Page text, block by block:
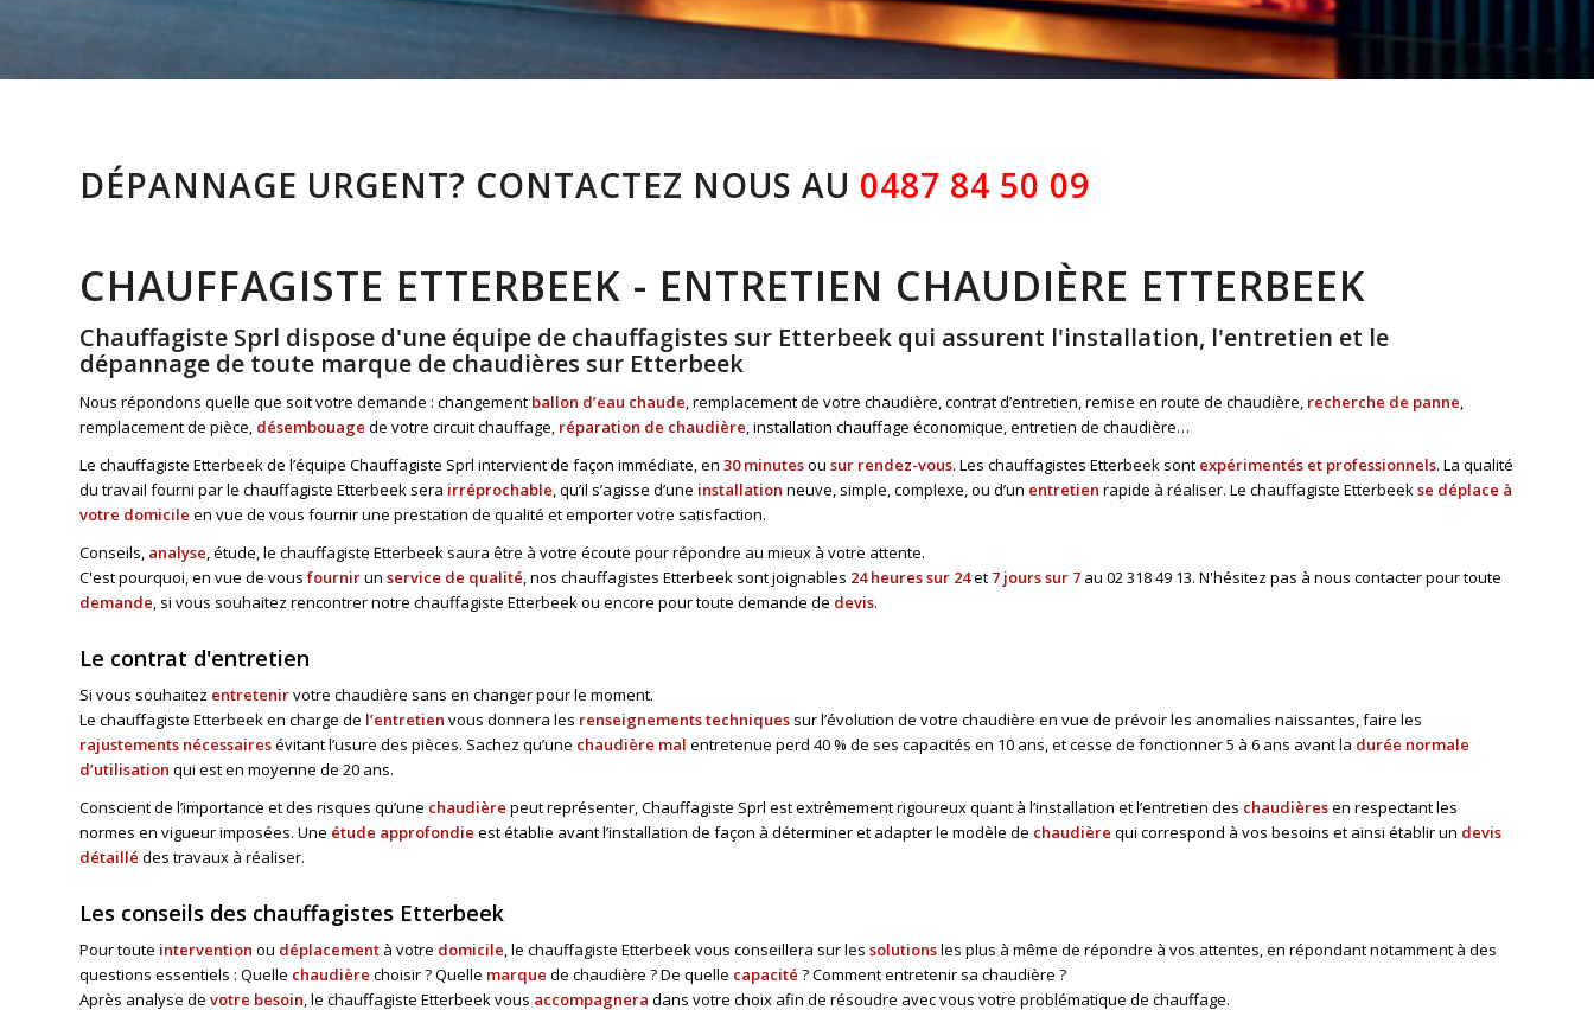
DÉPANNAGE URGENT? CONTACTEZ NOUS AU 0487 84 50 09
CHAUFFAGISTE ETTERBEEK - ENTRETIEN CHAUDIÈRE ETTERBEEK
Chauffagiste Sprl dispose d'une équipe de chauffagistes sur Etterbeek qui assurent l'installation, l'entretien et le
dépannage de toute marque de chaudières sur Etterbeek
Nous répondons quelle que soit votre demande : changement ballon d’eau chaude, remplacement de votre chaudière, contrat d’entretien, remise en route de chaudière, recherche de panne,
remplacement de pièce, désembouage de votre circuit chauffage, réparation de chaudière, installation chauffage économique, entretien de chaudière…
Le chauffagiste Etterbeek de l’équipe Chauffagiste Sprl intervient de façon immédiate, en 30 minutesou sur rendez-vous. Les chauffagistes Etterbeek sont expérimentés et professionnels. La qualité
du travail fourni par le chauffagiste Etterbeek sera irréprochable, qu’il s’agisse d’une installation neuve, simple, complexe, ou d’un entretien rapide à réaliser. Le chauffagiste Etterbeekse déplace à
votre domicile en vue de vous fournir une prestation de qualité et emporter votre satisfaction.
Conseils, analyse, étude, le chauffagiste Etterbeek saura être à votre écoute pour répondre au mieux à votre attente.
C'est pourquoi, en vue de vous fournirun service de qualité, nos chauffagistes Etterbeek sont joignables 24 heures sur 24et 7 jours sur 7 au 02 318 49 13. N'hésitez pas à nous contacter pour toute
demande, si vous souhaitez rencontrer notre chauffagiste Etterbeek ou encore pour toute demande de devis.
Le contrat d'entretien
Si vous souhaitez entretenirvotre chaudière sans en changer pour le moment.
Le chauffagiste Etterbeek en charge de l’entretien vous donnera les renseignements techniques sur l’évolution de votre chaudière en vue de prévoir les anomalies naissantes, faire les
rajustements nécessairesévitant l’usure des pièces. Sachez qu’une chaudière mal entretenue perd 40 % de ses capacités en 10 ans, et cesse de fonctionner 5 à 6 ans avant la durée normale
d’utilisation qui est en moyenne de 20 ans.
Conscient de l’importance et des risques qu’une chaudière peut représenter, Chauffagiste Sprl est extrêmement rigoureux quant à l’installation et l’entretien des chaudièresen respectant les
normes en vigueur imposées. Une étude approfondie est établie avant l’installation de façon à déterminer et adapter le modèle de chaudière qui correspond à vos besoins et ainsi établir un devis
détaillé des travaux à réaliser.
Les conseils des chauffagistes Etterbeek
Pour toute intervention ou déplacement à votre domicile, le chauffagiste Etterbeek vous conseillera sur les solutionsles plus à même de répondre à vos attentes, en répondant notamment à des
questions essentiels : Quelle chaudière choisir ? Quelle marque de chaudière ? De quelle capacité ? Comment entretenir sa chaudière ?
Après analyse de votre besoin, le chauffagiste Etterbeek vous accompagnera dans votre choix afin de résoudre avec vous votre problématique de chauffage.